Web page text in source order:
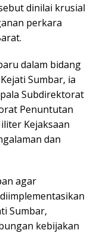
dinilai krusial
perkara
dalam bidang
Sumbar, ia
Subdirektorat
Penuntutan
Kejaksaan
dan
agar
Sumbar,
kebijakan